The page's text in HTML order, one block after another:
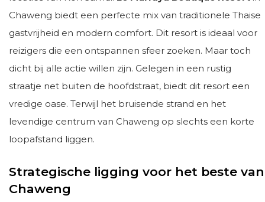
Chaweng biedt een perfecte mix van traditionele Thaise
gastvrijheid en modern comfort. Dit resort is ideaal voor
reizigers die een ontspannen sfeer zoeken. Maar toch
dicht bij alle actie willen zijn. Gelegen in een rustig
straatje net buiten de hoofdstraat, biedt dit resort een
vredige oase. Terwijl het bruisende strand en het
levendige centrum van Chaweng op slechts een korte
loopafstand liggen.
Strategische ligging voor het beste van
Chaweng